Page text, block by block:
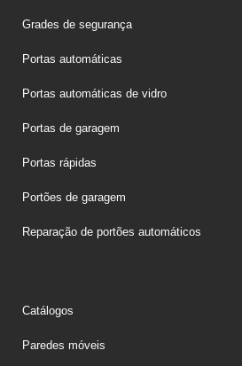
Grades de segurança
Portas automáticas
Portas automáticas de vidro
Portas de garagem
Portas rápidas
Portões de garagem
Reparação de portões automáticos
Catálogos
Paredes móveis